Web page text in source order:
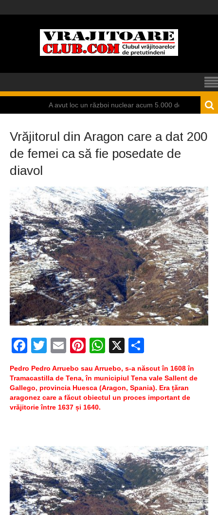
A avut loc un război nuclear acum 5.000 de ani la Mohenjo Daro?
Vrăjitorul din Aragon care a dat 200
de femei ca să fie posedate de
diavol
Facebook
Twitter
EmailPinterest
WhatsApp
X
Pedro Pedro Arruebo sau Arruebo, s-a născut în 1608 în
Tramacastilla de Tena, în municipiul Tena vale Sallent de
Gallego, provincia Huesca (Aragon, Spania). Era țăran
aragonez care a făcut obiectul un proces important de
vrăjitorie între 1637 și 1640.